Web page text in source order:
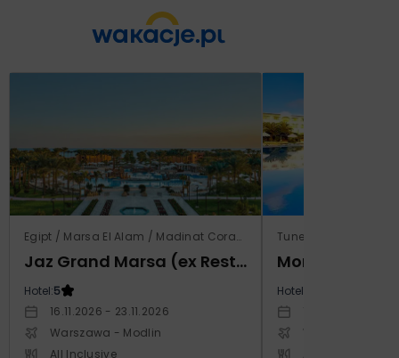
Egipt / Marsa El Alam / Madinat Coraya
Jaz Grand Marsa (ex Resta Grand Resort)
Hotel:5
16.11.2026 - 23.11.2026
Warszawa - Modlin
All Inclusive
Tunezja / Al-
Monarque El
Hotel:
Warszawa -